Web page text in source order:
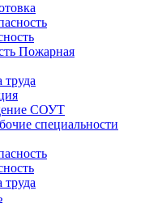
Пожарная
труда
СОУТ
специальности
труда